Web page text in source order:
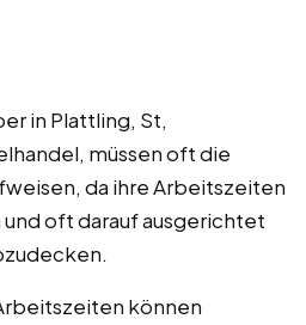
in Plattling, St,
müssen oft die
da ihre Arbeitszeiten
oft darauf ausgerichtet
können